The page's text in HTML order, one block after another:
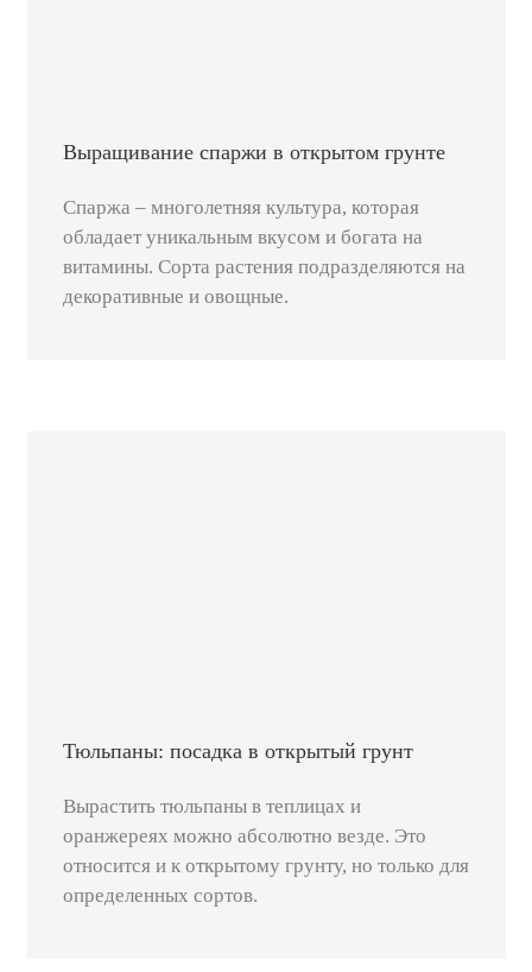
Выращивание спаржи в открытом грунте
Спаржа – многолетняя культура, которая
обладает уникальным вкусом и богата на
витамины. Сорта растения подразделяются на
декоративные и овощные.
Тюльпаны: посадка в открытый грунт
Вырастить тюльпаны в теплицах и
оранжереях можно абсолютно везде. Это
относится и к открытому грунту, но только для
определенных сортов.